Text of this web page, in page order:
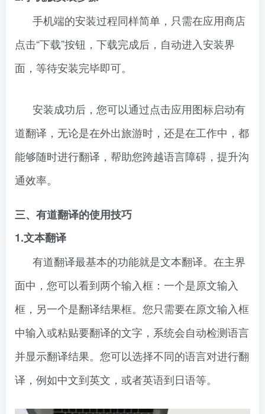
手机端的安装过程同样简单，只需在应用商店
点击“下载”按钮，下载完成后，自动进入安装界
面，等待安装完毕即可。
安装成功后，您可以通过点击应用图标启动有
道翻译，无论是在外出旅游时，还是在工作中，都
能够随时进行翻译，帮助您跨越语言障碍，提升沟
通效率。
三、有道翻译的使用技巧
1.文本翻译
有道翻译最基本的功能就是文本翻译。在主界
面中，您可以看到两个输入框：一个是原文输入
框，另一个是翻译结果框。您只需要在原文输入框
中输入或粘贴要翻译的文字，系统会自动检测语言
并显示翻译结果。您可以选择不同的语言对进行翻
译，例如中文到英文，或者英语到日语等。